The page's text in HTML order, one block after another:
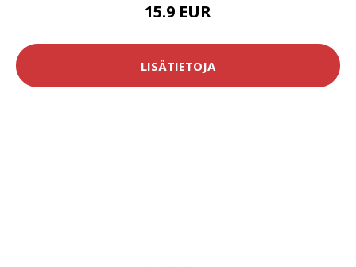
15.9 EUR
LISÄTIETOJA